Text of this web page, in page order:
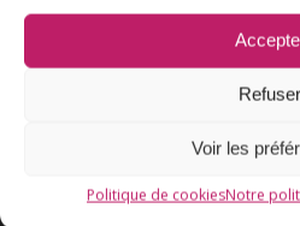
Refuser
Voir les
Politique de cookiesNotre
VACCINATION HPV